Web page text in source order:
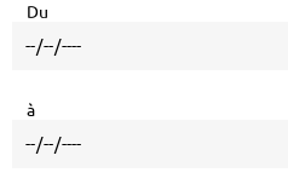
Du
à